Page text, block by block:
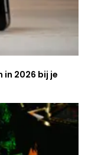
2026 bij je